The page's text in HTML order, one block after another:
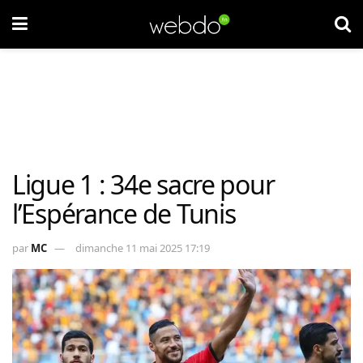
Ligue 1 : 34e sacre pour
l’Espérance de Tunis
par MC dimanche 11 mai 2025 17:19